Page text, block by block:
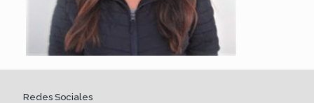
Redes Sociales